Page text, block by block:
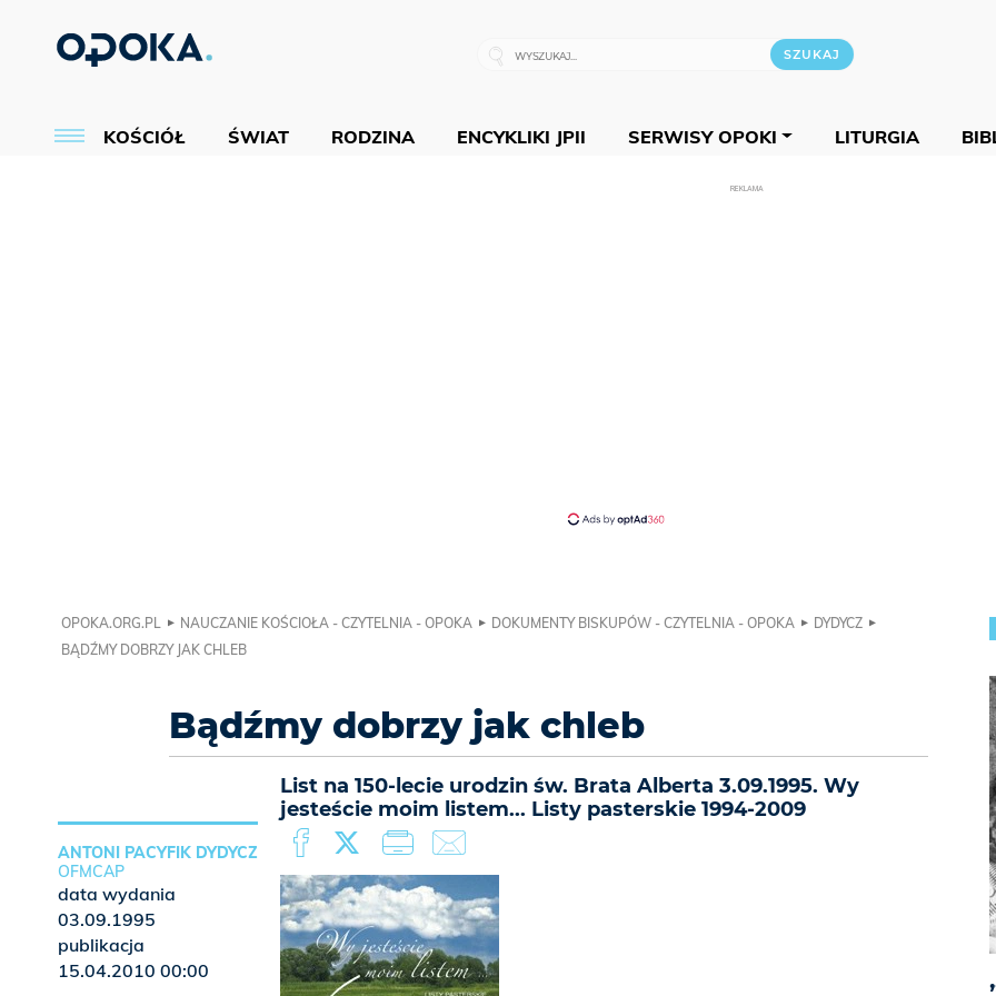
KOŚCIÓŁ ŚWIAT RODZINA ENCYKLIKI JPII SERWISY OPOKI LITURGIA
REKLAMA
OPOKA.ORG.PL NAUCZANIE KOŚCIOŁA - CZYTELNIA - OPOKA DOKUMENTY BISKUPÓW - CZYTELNIA - OPOKA
DYDYCZ
BĄDŹMY DOBRZY JAK CHLEB
Bądźmy dobrzy jak chleb
List na 150-lecie urodzin św. Brata Alberta 3.09.1995. Wy
jesteście moim listem... Listy pasterskie 1994-2009
ANTONI PACYFIK DYDYCZ
OFMCAP
data wydania
03.09.1995
publikacja
15.04.2010 00:00